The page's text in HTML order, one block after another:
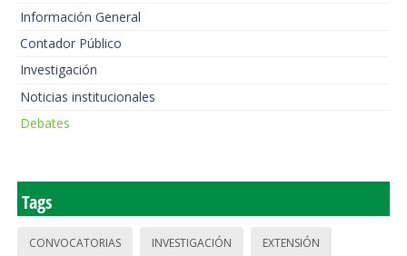
Información General
Contador Público
Investigación
Noticias institucionales
Debates
Tags
CONVOCATORIAS INVESTIGACIÓN EXTENSIÓN